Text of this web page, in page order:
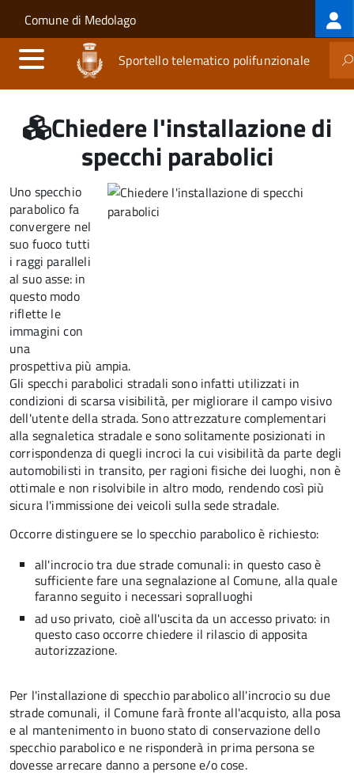
Salta al contenuto principale
Skip to site navigation
Comune di Medolago
Sportello telematico polifunzionale
Chiedere l'installazione di
specchi parabolici
Uno specchio
parabolico fa
convergere nel
suo fuoco tutti
i raggi paralleli
al suo asse: in
questo modo
riflette le
immagini con
una
prospettiva più ampia.
Gli specchi parabolici stradali sono infatti utilizzati in
condizioni di scarsa visibilità, per migliorare il campo visivo
dell'utente della strada. Sono attrezzature complementari
alla segnaletica stradale e sono solitamente posizionati in
corrispondenza di quegli incroci la cui visibilità da parte degli
automobilisti in transito, per ragioni fisiche dei luoghi, non è
ottimale e non risolvibile in altro modo, rendendo così più
sicura l'immissione dei veicoli sulla sede stradale.
Occorre distinguere se lo specchio parabolico è richiesto:
all'incrocio tra due strade comunali: in questo caso è
sufficiente fare una segnalazione al Comune, alla quale
faranno seguito i necessari sopralluoghi
ad uso privato, cioè all'uscita da un accesso privato: in
questo casooccorre chiedere il rilascio di apposita
autorizzazione.
Per l'installazione di specchio parabolico all'incrocio su due
strade comunali, il Comune farà fronte all'acquisto, alla posa
e al mantenimento in buono stato di conservazione dello
specchio parabolico e ne risponderà in prima persona se
dovesse arrecare danno a persone e/o cose.